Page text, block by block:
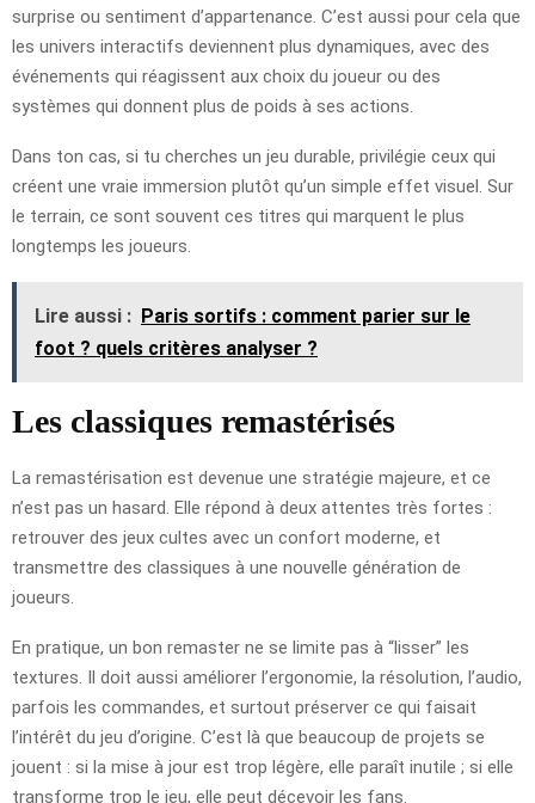
surprise ou sentiment d’appartenance. C’est aussi pour cela que
les univers interactifs deviennent plus dynamiques, avec des
événements qui réagissent aux choix du joueur ou des
systèmes qui donnent plus de poids à ses actions.
Dans ton cas, si tu cherches un jeu durable, privilégie ceux qui
créent une vraie immersion plutôt qu’un simple effet visuel. Sur
le terrain, ce sont souvent ces titres qui marquent le plus
longtemps les joueurs.
Lire aussi : Paris sortifs : comment parier sur le
foot ? quels critères analyser ?
Les classiques remastérisés
La remastérisation est devenue une stratégie majeure, et ce
n’est pas un hasard. Elle répond à deux attentes très fortes :
retrouver des jeux cultes avec un confort moderne, et
transmettre des classiques à une nouvelle génération de
joueurs.
En pratique, un bon remaster ne se limite pas à “lisser” les
textures. Il doit aussi améliorer l’ergonomie, la résolution, l’audio,
parfois les commandes, et surtout préserver ce qui faisait
l’intérêt du jeu d’origine. C’est là que beaucoup de projets se
jouent : si la mise à jour est trop légère, elle paraît inutile ; si elle
transforme trop le jeu, elle peut décevoir les fans.